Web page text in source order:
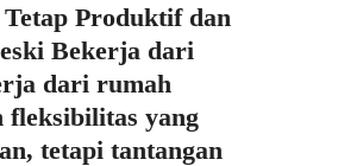
Produktif dan
Bekerja dari
dari rumah
fleksibilitas yang
tetapi tantangan